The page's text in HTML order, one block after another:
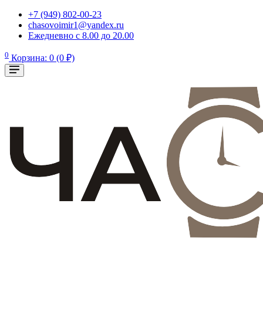
+7 (949) 802-00-23
chasovoimir1@yandex.ru
Ежедневно с 8.00 до 20.00
0 Корзина: 0 (0 ₽)